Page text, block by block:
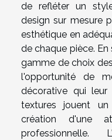
de refléter un
design sur mesure
esthétique en
de chaque pièce.
gamme de choix
l'opportunité de
décorative qui
textures jouent
création d'une
professionnelle.